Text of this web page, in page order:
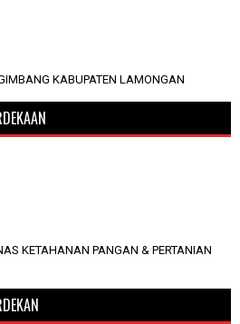
KABUPATEN LAMONGAN
KETAHANAN PANGAN & PERTANIAN